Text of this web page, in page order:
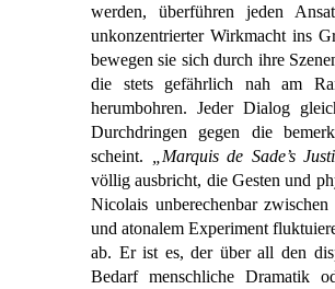
werden, überführen jeden
unkonzentrierter Wirkmacht ins
bewegen sie sich durch ihre
die stets gefährlich nah am
herumbohren. Jeder Dialog
Durchdringen gegen die
scheint.
„Marquis de Sade’s
völlig ausbricht, die Gesten und
Nicolais unberechenbar
und atonalem Experiment
ab. Er ist es, der über all den
Bedarf menschliche Dramatik